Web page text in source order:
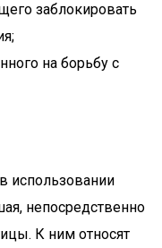
заблокировать
на борьбу с
использовании
непосредственно
К ним относят